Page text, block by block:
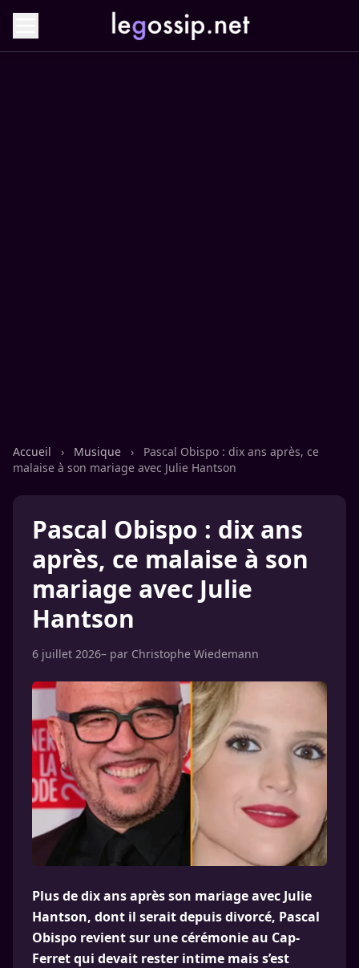
Accueil › Musique ›
Pascal Obispo : dix ans après, ce
malaise à son mariage avec Julie Hantson
Pascal Obispo : dix ans
après, ce malaise à son
mariage avec Julie
Hantson
6 juillet 2026– par Christophe Wiedemann
Plus de dix ans après son mariage avec Julie
Hantson, dont il serait depuis divorcé, Pascal
Obispo revient sur une cérémonie au Cap-
Ferret qui devait rester intime mais s’est